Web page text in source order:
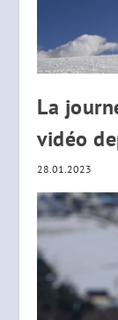
La
vidéo
28.01.2023